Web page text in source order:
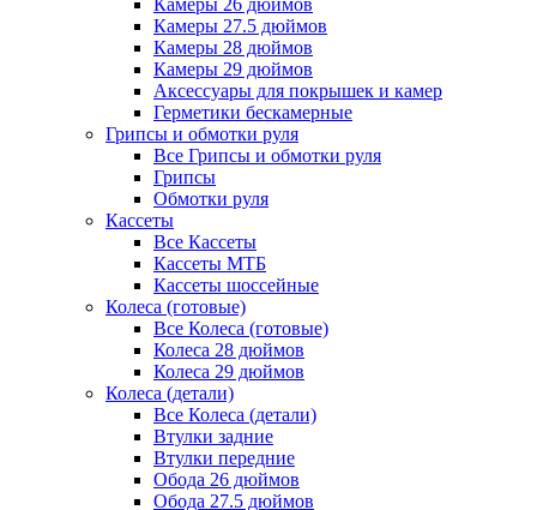
Камеры 26 дюймов
Камеры 27.5 дюймов
Камеры 28 дюймов
Камеры 29 дюймов
Аксессуары для покрышек и камер
Герметики бескамерные
Грипсы и обмотки руля
Все Грипсы и обмотки руля
Грипсы
Обмотки руля
Кассеты
Все Кассеты
Кассеты МТБ
Кассеты шоссейные
Колеса (готовые)
Все Колеса (готовые)
Колеса 28 дюймов
Колеса 29 дюймов
Колеса (детали)
Все Колеса (детали)
Втулки задние
Втулки передние
Обода 26 дюймов
Обода 27.5 дюймов